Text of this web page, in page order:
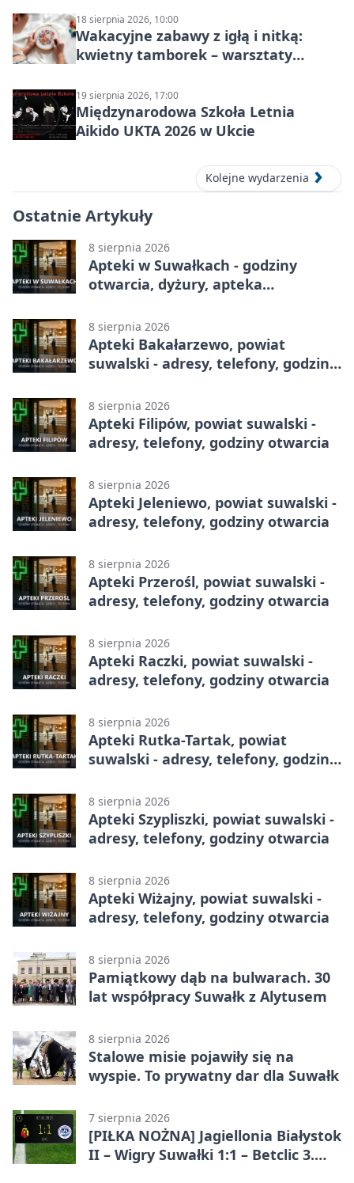
18 sierpnia 2026, 10:00
Wakacyjne zabawy z igłą i nitką:
kwietny tamborek – warsztaty
19 sierpnia 2026, 17:00
Międzynarodowa Szkoła Letnia
Aikido UKTA 2026 w Ukcie
Kolejne wydarzenia
Ostatnie Artykuły
8 sierpnia 2026
Apteki w Suwałkach - godziny
otwarcia, dyżury, apteka
8 sierpnia 2026
Apteki Bakałarzewo, powiat
suwalski - adresy, telefony, godziny
8 sierpnia 2026
Apteki Filipów, powiat suwalski -
adresy, telefony, godziny otwarcia
8 sierpnia 2026
Apteki Jeleniewo, powiat suwalski -
adresy, telefony, godziny otwarcia
8 sierpnia 2026
Apteki Przerośl, powiat suwalski -
adresy, telefony, godziny otwarcia
8 sierpnia 2026
Apteki Raczki, powiat suwalski -
adresy, telefony, godziny otwarcia
8 sierpnia 2026
Apteki Rutka-Tartak, powiat
suwalski - adresy, telefony, godziny
8 sierpnia 2026
Apteki Szypliszki, powiat suwalski -
adresy, telefony, godziny otwarcia
8 sierpnia 2026
Apteki Wiżajny, powiat suwalski -
adresy, telefony, godziny otwarcia
8 sierpnia 2026
Pamiątkowy dąb na bulwarach. 30
lat współpracy Suwałk z Alytusem
8 sierpnia 2026
Stalowe misie pojawiły się na
wyspie. To prywatny dar dla Suwałk
7 sierpnia 2026
[PIŁKA NOŻNA] Jagiellonia Białystok
II – Wigry Suwałki 1:1 – Betclic 3.